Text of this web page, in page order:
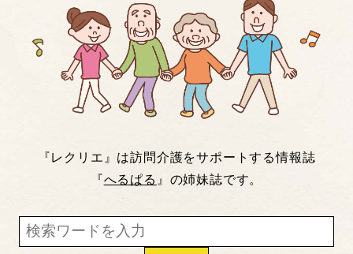
『レクリエ』は訪問介護をサポートする情報誌
『へるぱる 』の姉妹誌です。